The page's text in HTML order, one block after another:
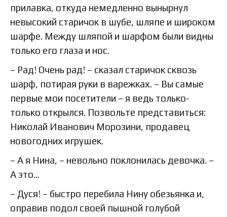
прилавка, откуда немедленно вынырнул
невысокий старичок в шубе, шляпе и широком
шарфе. Между шляпой и шарфом были видны
только его глаза и нос.
– Рад! Очень рад! – сказал старичок сквозь
шарф, потирая руки в варежках. – Вы самые
первые мои посетители – я ведь только-
только открылся. Позвольте представиться:
Николай Иванович Морозини, продавец
новогодних игрушек.
– А я Нина, – невольно поклонилась девочка. –
А это…
– Дуся! – быстро перебила Нину обезьянка и,
оправив подол своей пышной голубой